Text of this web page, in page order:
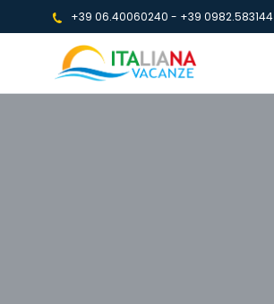
+39 06.40060240 - +39 0982.583144